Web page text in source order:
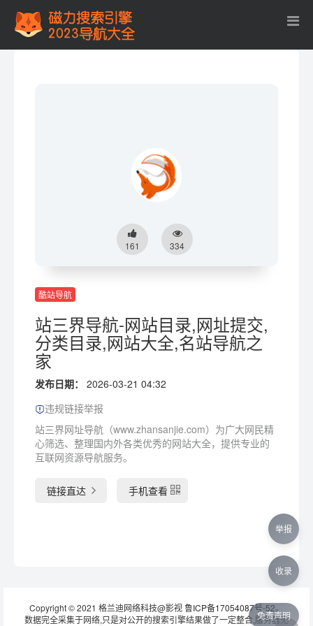
161 334
酷站导航
站三界导航-网站目录,网址提交,
分类目录,网站大全,名站导航之
家
发布日期：
2026-03-21 04:32
违规链接举报
站三界网址导航（www.zhansanjie.com）为广大网民精
心筛选、整理国内外各类优秀的网站大全，提供专业的
互联网资源导航服务。
链接直达 手机查看
Copyright © 2021 格兰迪网络科技@影视鲁ICP备17054087号-52。
数据完全采集于网络,只是对公开的搜索引擎结果做了一定整合,服务器无
免责声明
举报
收录